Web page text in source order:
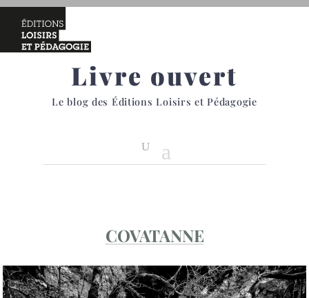
Livre ouvert
Le blog des Éditions Loisirs et Pédagogie
COVATANNE